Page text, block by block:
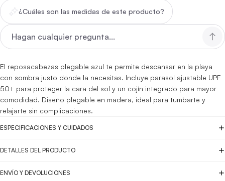
¿Cuáles son las medidas de este producto?
El reposacabezas plegable azul te permite descansar en la playa
con sombra justo donde la necesitas. Incluye parasol ajustable UPF
50+ para proteger la cara del sol y un cojín integrado para mayor
comodidad. Diseño plegable en madera, ideal para tumbarte y
relajarte sin complicaciones.
ESPECIFICACIONES Y CUIDADOS
DETALLES DEL PRODUCTO
ENVÍO Y DEVOLUCIONES